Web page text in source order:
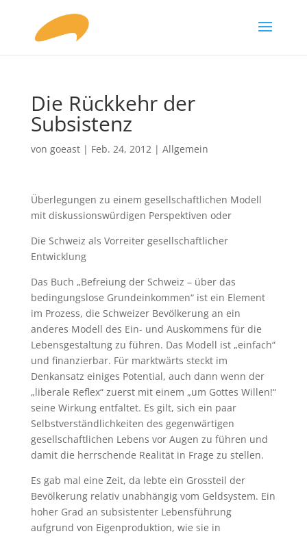
Die Rückkehr der
Subsistenz
von goeast| Feb. 24, 2012| Allgemein
Überlegungen zu einem gesellschaftlichen Modell
mit diskussionswürdigen Perspektiven oder
Die Schweiz als Vorreiter gesellschaftlicher
Entwicklung
Das Buch „Befreiung der Schweiz – über das
bedingungslose Grundeinkommen“ ist ein Element
im Prozess, die Schweizer Bevölkerung an ein
anderes Modell des Ein- und Auskommens für die
Lebensgestaltung zu führen. Das Modell ist „einfach“
und finanzierbar. Für marktwärts steckt im
Denkansatz einiges Potential, auch dann wenn der
„liberale Reflex“ zuerst mit einem „um Gottes Willen!“
seine Wirkung entfaltet. Es gilt, sich ein paar
Selbstverständlichkeiten des gegenwärtigen
gesellschaftlichen Lebens vor Augen zu führen und
damit die herrschende Realität in Frage zu stellen.
Es gab mal eine Zeit, da lebte ein Grossteil der
Bevölkerung relativ unabhängig vom Geldsystem. Ein
hoher Grad an subsistenter Lebensführung
aufgrund von Eigenproduktion, wie sie in